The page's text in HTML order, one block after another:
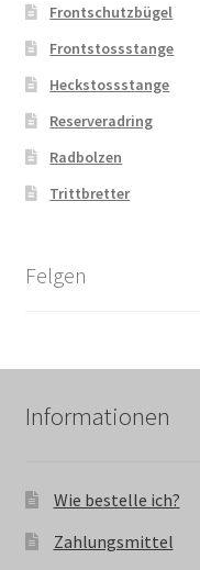
Frontschutzbügel
Frontstossstange
Heckstossstange
Reserveradring
Radbolzen
Trittbretter
Felgen
Informationen
Wie bestelle ich?
Zahlungsmittel